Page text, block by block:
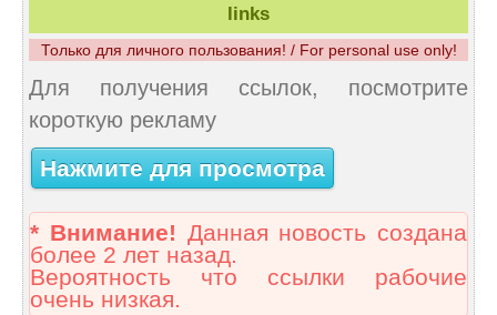
links
Только для личного пользования! / For personal use only!
Для получения ссылок, посмотрите
короткую рекламу
Нажмите для просмотра
* Внимание! Данная новость создана
более 2 лет назад.
Вероятность что ссылки рабочие
очень низкая.